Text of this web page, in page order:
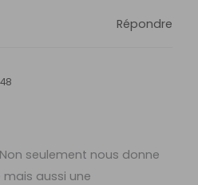
Répondre
seulement nous donne
aussi une